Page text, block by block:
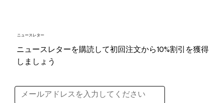
ニュースレター
ニュースレターを購読して初回注文から10%割引を獲得
しましょう